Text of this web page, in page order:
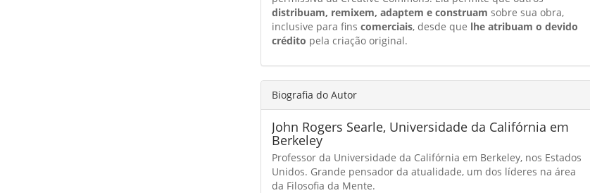
distribuam, remixem, adaptem e construam sobre sua obra,
inclusive para finscomerciais, desde que lhe atribuam o devido
crédito pela criação original.
Biografia do Autor
John Rogers Searle, Universidade da Califórnia em
Berkeley
Professor da Universidade da Califórnia em Berkeley, nos Estados
Unidos. Grande pensador da atualidade, um dos líderes na área
da Filosofia da Mente.